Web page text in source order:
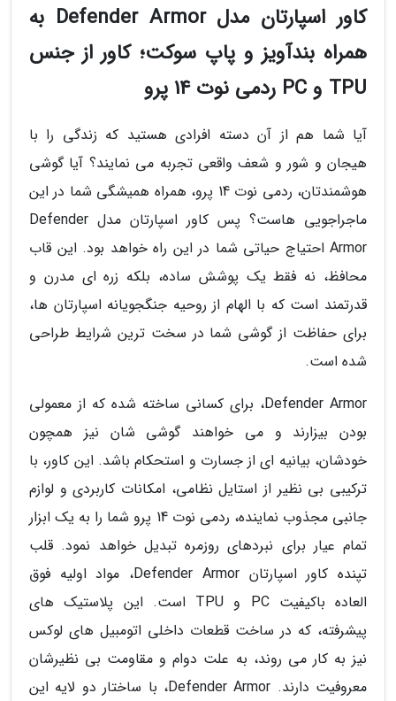
کاور اسپارتان مدل Defender Armor به
همراه بندآویز و پاپ سوکت؛ کاور از جنس
TPU و PC ردمی نوت 14 پرو
آیا شما هم از آن دسته افرادی هستید که زندگی را با
هیجان و شور و شعف واقعی تجربه می نمایند؟ آیا گوشی
هوشمندتان، ردمی نوت 14 پرو، همراه همیشگی شما در این
ماجراجویی هاست؟ پس کاور اسپارتان مدل Defender
Armor احتیاج حیاتی شما در این راه خواهد بود. این قاب
محافظ، نه فقط یک پوشش ساده، بلکه زره ای مدرن و
قدرتمند است که با الهام از روحیه جنگجویانه اسپارتان ها،
برای حفاظت از گوشی شما در سخت ترین شرایط طراحی
شده است.
Defender Armor، برای کسانی ساخته شده که از معمولی
بودن بیزارند و می خواهند گوشی شان نیز همچون
خودشان، بیانیه ای از جسارت و استحکام باشد. این کاور، با
ترکیبی بی نظیر از استایل نظامی، امکانات کاربردی و لوازم
جانبی مجذوب نماینده، ردمی نوت 14 پرو شما را به یک ابزار
تمام عیار برای نبردهای روزمره تبدیل خواهد نمود. قلب
تپنده کاور اسپارتان Defender Armor، مواد اولیه فوق
العاده باکیفیت PC و TPU است. این پلاستیک های
پیشرفته، که در ساخت قطعات داخلی اتومبیل های لوکس
نیز به کار می روند، به علت دوام و مقاومت بی نظیرشان
معروفیت دارند. Defender Armor، با ساختار دو لایه این